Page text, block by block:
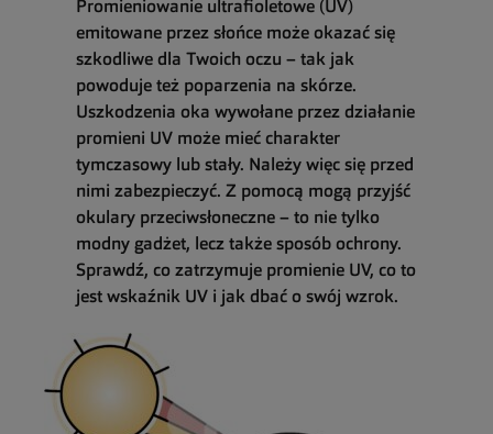
Promieniowanie ultrafioletowe (UV)
emitowane przez słońce może okazać się
szkodliwe dla Twoich oczu – tak jak
powoduje też poparzenia na skórze.
Uszkodzenia oka wywołane przez działanie
promieni UV może mieć charakter
tymczasowy lub stały. Należy więc się przed
nimi zabezpieczyć. Z pomocą mogą przyjść
okulary przeciwsłoneczne – to nie tylko
modny gadżet, lecz także sposób ochrony.
Sprawdź, co zatrzymuje promienie UV, co to
jest wskaźnik UV i jak dbać o swój wzrok.